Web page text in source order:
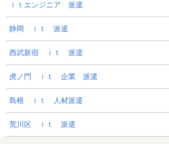
ｉｔエンジニア 派遣
静岡 ｉｔ 派遣
西武新宿 ｉｔ 派遣
虎ノ門 ｉｔ 企業 派遣
島根 ｉｔ 人材派遣
荒川区 ｉｔ 派遣